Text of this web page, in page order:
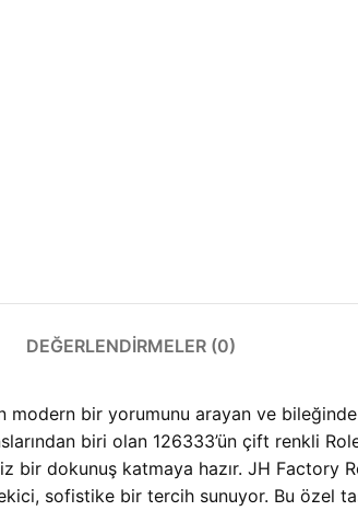
DEĞERLENDIRMELER (0)
bir yorumunu arayan ve
biri olan 126333’ün çift renkli
bir dokunuş katmaya hazır. JH Factory
sofistike bir tercih sunuyor. Bu özel